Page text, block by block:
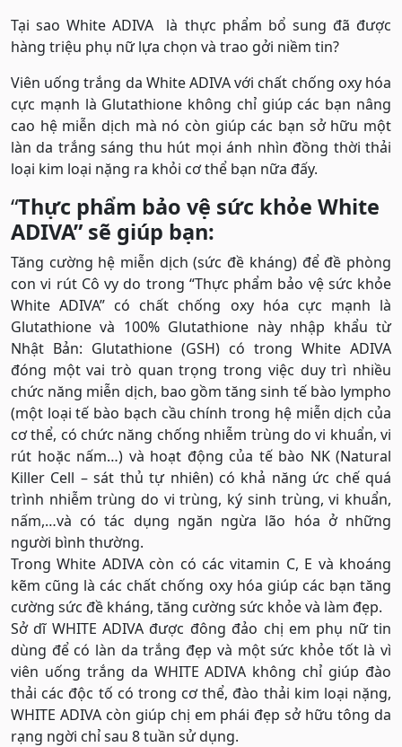
Tại sao White ADIVA là thực phẩm bổ sung đã được
hàng triệu phụ nữ lựa chọn và trao gởi niềm tin?
Viên uống trắng da White ADIVA với chất chống oxy hóa
cực mạnh là Glutathione không chỉ giúp các bạn nâng
cao hệ miễn dịch mà nó còn giúp các bạn sở hữu một
làn da trắng sáng thu hút mọi ánh nhìn đồng thời thải
loại kim loại nặng ra khỏi cơ thể bạn nữa đấy.
“Thực phẩm bảo vệ sức khỏe White
ADIVA” sẽ giúp bạn:
Tăng cường hệ miễn dịch (sức đề kháng) để đề phòng
con vi rút Cô vy do trong “Thực phẩm bảo vệ sức khỏe
White ADIVA” có chất chống oxy hóa cực mạnh là
Glutathione và 100% Glutathione này nhập khẩu từ
Nhật Bản: Glutathione (GSH) có trong White ADIVA
đóng một vai trò quan trọng trong việc duy trì nhiều
chức năng miễn dịch, bao gồm tăng sinh tế bào lympho
(một loại tế bào bạch cầu chính trong hệ miễn dịch của
cơ thể, có chức năng chống nhiễm trùng do vi khuẩn, vi
rút hoặc nấm…) và hoạt động của tế bào NK (Natural
Killer Cell – sát thủ tự nhiên) có khả năng ức chế quá
trình nhiễm trùng do vi trùng, ký sinh trùng, vi khuẩn,
nấm,…và có tác dụng ngăn ngừa lão hóa ở những
người bình thường.
Trong White ADIVA còn có các vitamin C, E và khoáng
kẽm cũng là các chất chống oxy hóa giúp các bạn tăng
cường sức đề kháng, tăng cường sức khỏe và làm đẹp.
Sở dĩ WHITE ADIVA được đông đảo chị em phụ nữ tin
dùng để có làn da trắng đẹp và một sức khỏe tốt là vì
viên uống trắng da WHITE ADIVA không chỉ giúp đào
thải các độc tố có trong cơ thể, đào thải kim loại nặng,
WHITE ADIVA còn giúp chị em phái đẹp sở hữu tông da
rạng ngời chỉ sau 8 tuần sử dụng.